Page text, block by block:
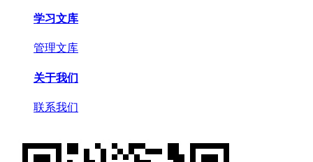
学习文库
管理文库
关于我们
联系我们